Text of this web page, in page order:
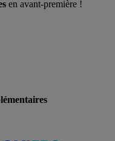
en avant-première !